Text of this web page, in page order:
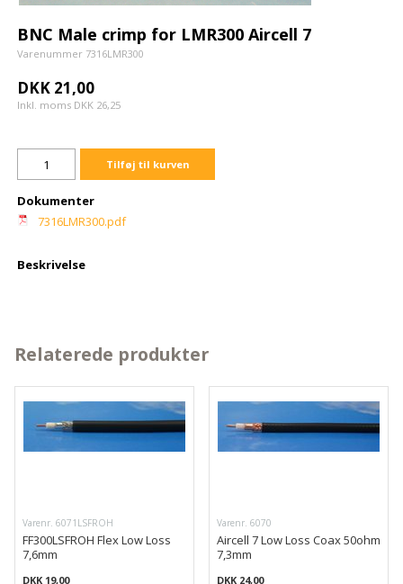
BNC Male crimp for LMR300 Aircell 7
Varenummer 7316LMR300
DKK 21,00
Inkl. moms DKK 26,25
Tilføj til kurven
Dokumenter
7316LMR300.pdf
Beskrivelse
Relaterede produkter
Varenr. 6071LSFROH
FF300LSFROH Flex Low Loss
7,6mm
DKK 19,00
Varenr. 6070
Aircell 7 Low Loss Coax 50ohm
7,3mm
DKK 24,00